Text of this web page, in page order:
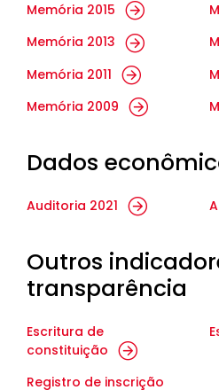
Memória 2015
Memória 2013
Memória 2011
Memória 2009
Dados
Auditoria 2021
Outros
transparência
Escritura de
constituição
Registro de inscrição